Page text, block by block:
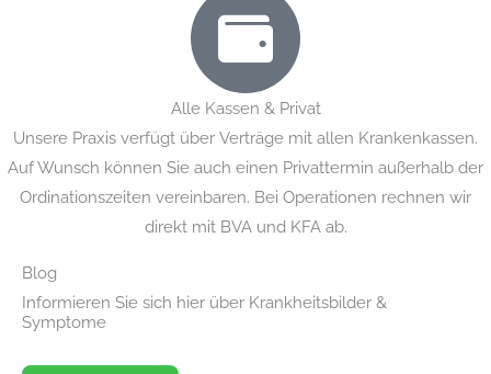
Alle Kassen & Privat
Unsere Praxis verfügt über Verträge mit allen Krankenkassen.
Auf Wunsch können Sie auch einen Privattermin außerhalb der
Ordinationszeiten vereinbaren. Bei Operationen rechnen wir
direkt mit BVA und KFA ab.
Blog
Informieren Sie sich hier über Krankheitsbilder &
Symptome